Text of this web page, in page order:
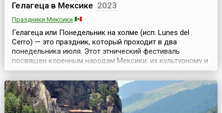
Гелагеца в Мексике 2023
Праздники Мексики
Гелагеца или Понедельник на холме (исп. Lunes del
Cerro) — это праздник, который проходит в два
понедельника июля. Этот этнический фестиваль
посвящен коренным народам Мексики, их культурному и
языковому разнообразию и является важным
культурным событием для региона. Как и многие другие
праздники в Мексике, Гелагеца не обходится без
спиртного. Штат Оахака — единственное место в
Мексике, где гот...